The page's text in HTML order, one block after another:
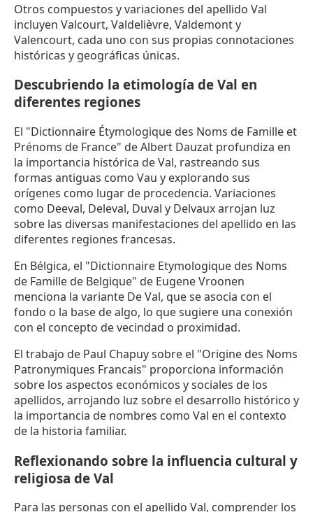
Otros compuestos y variaciones del apellido Val
incluyen Valcourt, Valdelièvre, Valdemont y
Valencourt, cada uno con sus propias connotaciones
históricas y geográficas únicas.
Descubriendo la etimología de Val en
diferentes regiones
El "Dictionnaire Étymologique des Noms de Famille et
Prénoms de France" de Albert Dauzat profundiza en
la importancia histórica de Val, rastreando sus
formas antiguas como Vau y explorando sus
orígenes como lugar de procedencia. Variaciones
como Deeval, Deleval, Duval y Delvaux arrojan luz
sobre las diversas manifestaciones del apellido en las
diferentes regiones francesas.
En Bélgica, el "Dictionnaire Etymologique des Noms
de Famille de Belgique" de Eugene Vroonen
menciona la variante De Val, que se asocia con el
fondo o la base de algo, lo que sugiere una conexión
con el concepto de vecindad o proximidad.
El trabajo de Paul Chapuy sobre el "Origine des Noms
Patronymiques Francais" proporciona información
sobre los aspectos económicos y sociales de los
apellidos, arrojando luz sobre el desarrollo histórico y
la importancia de nombres como Val en el contexto
de la historia familiar.
Reflexionando sobre la influencia cultural y
religiosa de Val
Para las personas con el apellido Val, comprender los